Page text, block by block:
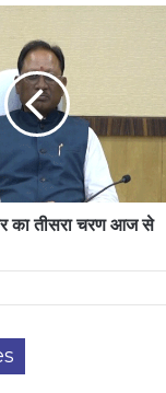
का तीसरा चरण आज से